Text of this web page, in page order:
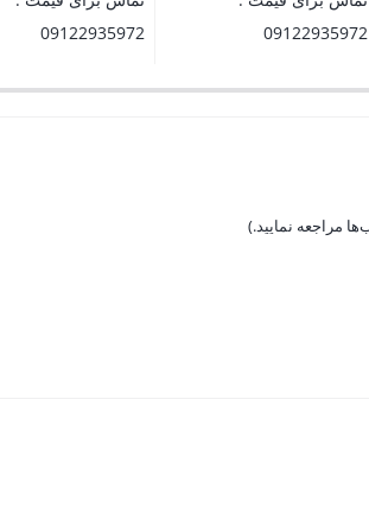
09122935972
09122935972